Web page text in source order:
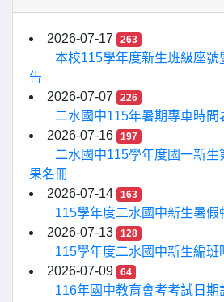
2026-07-17 263
本校115學年度新生班級座號
告
2026-07-07
226
二水國中115年暑期專車時間
2026-07-16
197
二水國中115學年度國一新
果名冊
2026-07-14
163
115學年度二水國中新生暑假
2026-07-13
128
115學年度二水國中新生編班
2026-07-09
64
116年國中教育會考考試日期